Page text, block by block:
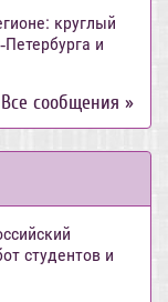
круглый
и
Все сообщения »
студентов и